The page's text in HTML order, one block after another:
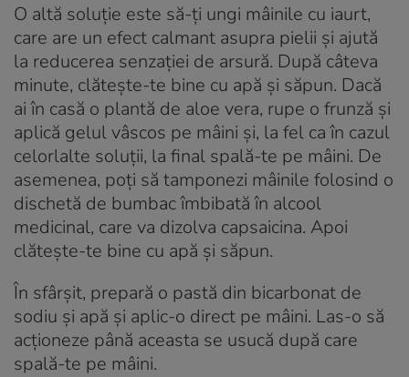
O altă soluție este să-ți ungi mâinile cu iaurt,
care are un efect calmant asupra pielii și ajută
la reducerea senzației de arsură. După câteva
minute, clătește-te bine cu apă și săpun. Dacă
ai în casă o plantă de aloe vera, rupe o frunză și
aplică gelul vâscos pe mâini și, la fel ca în cazul
celorlalte soluții, la final spală-te pe mâini. De
asemenea, poți să tamponezi mâinile folosind o
dischetă de bumbac îmbibată în alcool
medicinal, care va dizolva capsaicina. Apoi
clătește-te bine cu apă și săpun.
În sfârșit, prepară o pastă din bicarbonat de
sodiu și apă și aplic-o direct pe mâini. Las-o să
acționeze până aceasta se usucă după care
spală-te pe mâini.